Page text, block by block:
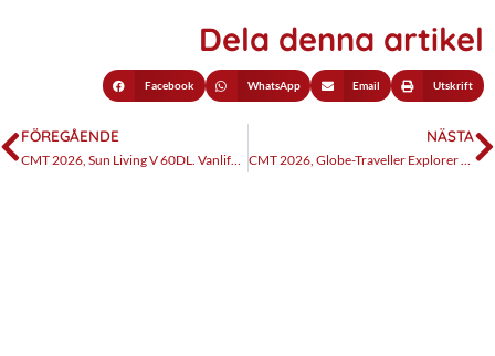
Dela denna artikel
Facebook WhatsApp Email Utskrift
FÖREGÅENDE
CMT 2026, Sun Living V 60DL. Vanlife på slovenska
NÄSTA
CMT 2026, Globe-Traveller Explorer Z Evo